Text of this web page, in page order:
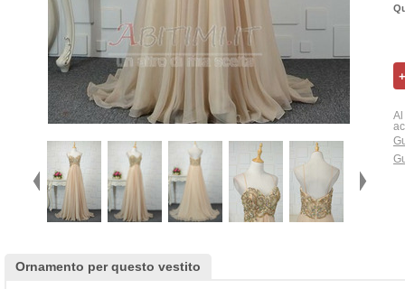
Al
Ornamento per questo vestito